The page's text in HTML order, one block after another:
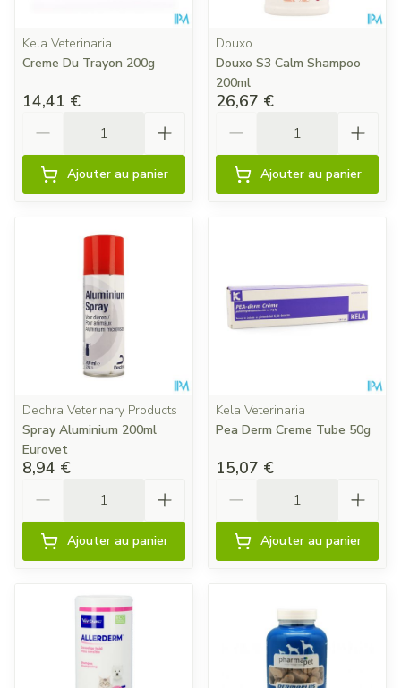
Kela Veterinaria
Creme Du Trayon 200g
14,41 €
Ajouter au panier
Douxo
Douxo S3 Calm Shampoo
200ml
26,67 €
Ajouter au panier
Dechra Veterinary Products
Spray Aluminium 200ml
Eurovet
8,94 €
Ajouter au panier
Kela Veterinaria
Pea Derm Creme Tube 50g
15,07 €
Ajouter au panier